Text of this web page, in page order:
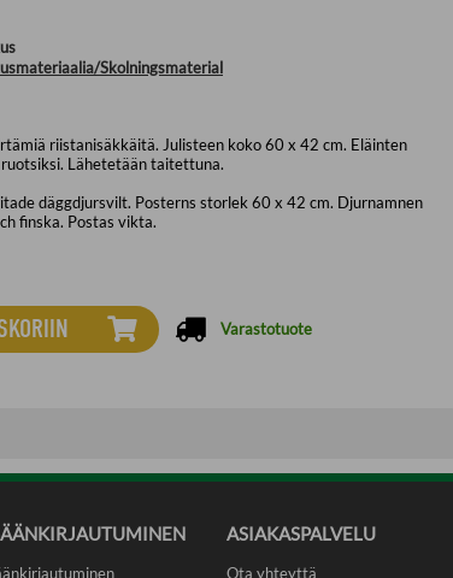
Skolningsmaterial
riistanisäkkäitä. Julisteen koko 60 x 42 cm. Eläinten
Lähetetään taitettuna.
däggdjursvilt. Posterns storlek 60 x 42 cm. Djurnamnen
finska. Postas vikta.
Varastotuote
ASIAKASPALVELU
Ota yhteyttä